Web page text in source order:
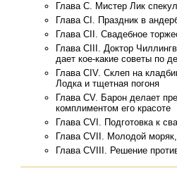
Глава С. Мистер Лик
Глава СI. Праздник в
Глава СII. Свадебное
Глава СIII. Доктор
дает кое-какие советы по
Глава CIV. Склеп на
Лодка и тщетная погоня
Глава CV. Барон делает
комплиментом его красоте
Глава CVI. Подготовка к
Глава CVII. Молодой
Глава CVIII. Решение